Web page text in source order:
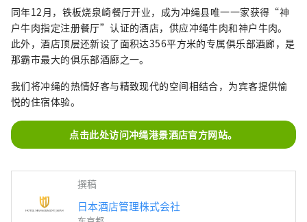
同年12月，铁板烧泉崎餐厅开业，成为冲绳县唯一一家获得“神
户牛肉指定注册餐厅”认证的酒店，供应冲绳牛肉和神户牛肉。
此外，酒店顶层还新设了面积达356平方米的专属俱乐部酒廊，是
那霸市最大的俱乐部酒廊之一。
我们将冲绳的热情好客与精致现代的空间相结合，为宾客提供愉
悦的住宿体验。
点击此处访问冲绳港景酒店官方网站。
撰稿
日本酒店管理株式会社